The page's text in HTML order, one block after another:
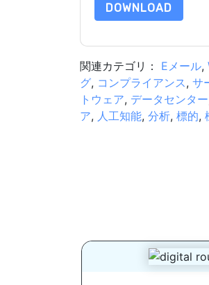
DOWNLOAD
関連カテゴリ： Eメール,
グ, コンプライアンス, サ
トウェア, データセンター
ア, 人工知能, 分析, 標的,